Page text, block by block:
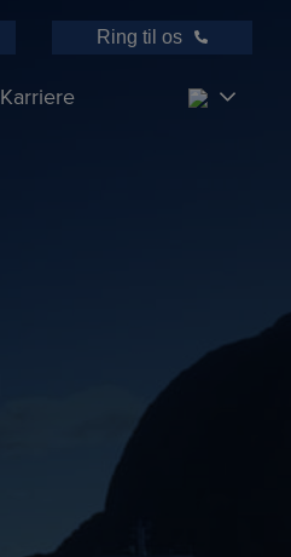
Ring til os
Karriere